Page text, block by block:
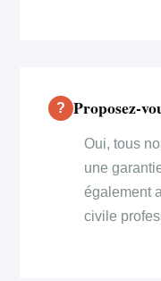
Proposez-
Oui, tous
une
également
civile